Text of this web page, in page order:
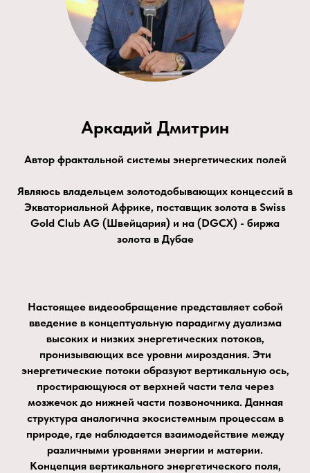
Аркадий Дмитрин
Автор фрактальной системы энергетических полей
Являюсь владельцем золотодобывающих концессий в
Экваториальной Африке, поставщик золота в Swiss
Gold Club AG (Швейцария) и на (DGCX) - биржа
золота в Дубае
Настоящее видеообращение представляет собой
введение в концептуальную парадигму дуализма
высоких и низких энергетических потоков,
пронизывающих все уровни мироздания. Эти
энергетические потоки образуют вертикальную ось,
простирающуюся от верхней части тела через
мозжечок до нижней части позвоночника. Данная
структура аналогична экосистемным процессам в
природе, где наблюдается взаимодействие между
различными уровнями энергии и материи.
Концепция вертикального энергетического поля,